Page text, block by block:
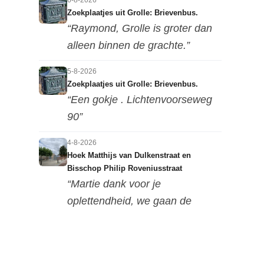
Zoekplaatjes uit Grolle: Brievenbus.
“Raymond, Grolle is groter dan
alleen binnen de grachte.”
5-8-2026
Zoekplaatjes uit Grolle: Brievenbus.
“Een gokje . Lichtenvoorseweg
90”
4-8-2026
Hoek Matthijs van Dulkenstraat en
Bisschop Philip Roveniusstraat
“Martie dank voor je
oplettendheid, we gaan de